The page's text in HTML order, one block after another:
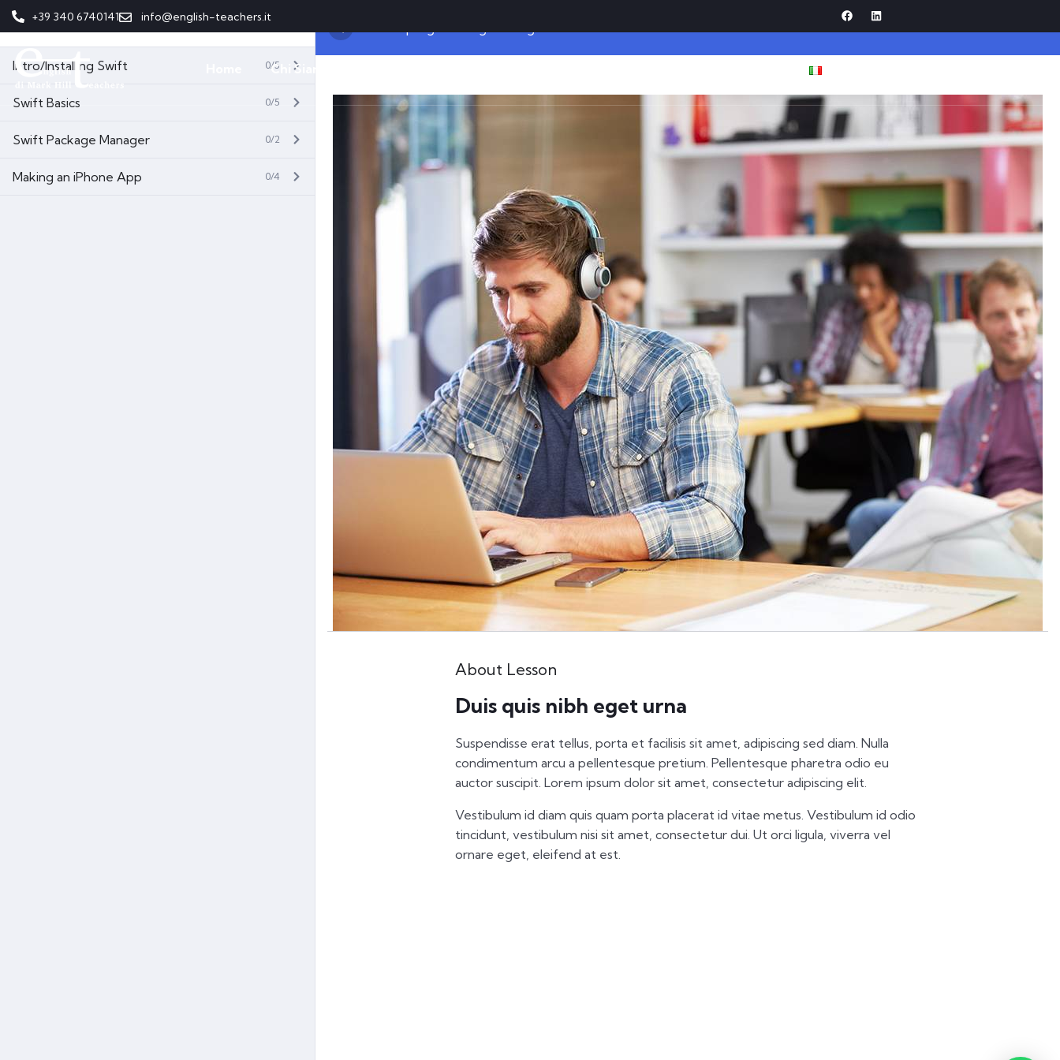
+39 340 6740141 info@english-teachers.it
Chi Siamo
Contenuto del corso
Intro/Installing Swift 0/5
Swift Basics 0/5
Swift Package Manager 0/2
Making an iPhone App 0/4
About Lesson
Duis quis nibh eget urna
Suspendisse erat tellus, porta et facilisis sit amet, adipiscing sed diam. Nulla
condimentum arcu a pellentesque pretium. Pellentesque pharetra odio eu
auctor suscipit. Lorem ipsum dolor sit amet, consectetur adipiscing elit.
Vestibulum id diam quis quam porta placerat id vitae metus. Vestibulum id odio
tincidunt, vestibulum nisi sit amet, consectetur dui. Ut orci ligula, viverra vel
ornare eget, eleifend at est.